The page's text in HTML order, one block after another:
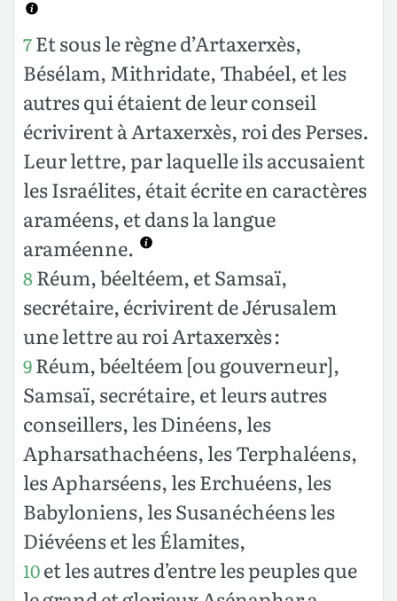
7Et sous le règne d’Artaxerxès,
Bésélam, Mithridate, Thabéel, et les
autres qui étaient de leur conseil
écrivirent à Artaxerxès, roi des Perses.
Leur lettre, par laquelle ils accusaient
les Israélites, était écrite en caractères
araméens, et dans la langue
araméenne.
8Réum, béeltéem, et Samsaï,
secrétaire, écrivirent de Jérusalem
une lettre au roi Artaxerxès :
9Réum, béeltéem [ou gouverneur],
Samsaï, secrétaire, et leurs autres
conseillers, les Dinéens, les
Apharsathachéens, les Terphaléens,
les Apharséens, les Erchuéens, les
Babyloniens, les Susanéchéens les
Diévéens et les Élamites,
10et les autres d’entre les peuples que